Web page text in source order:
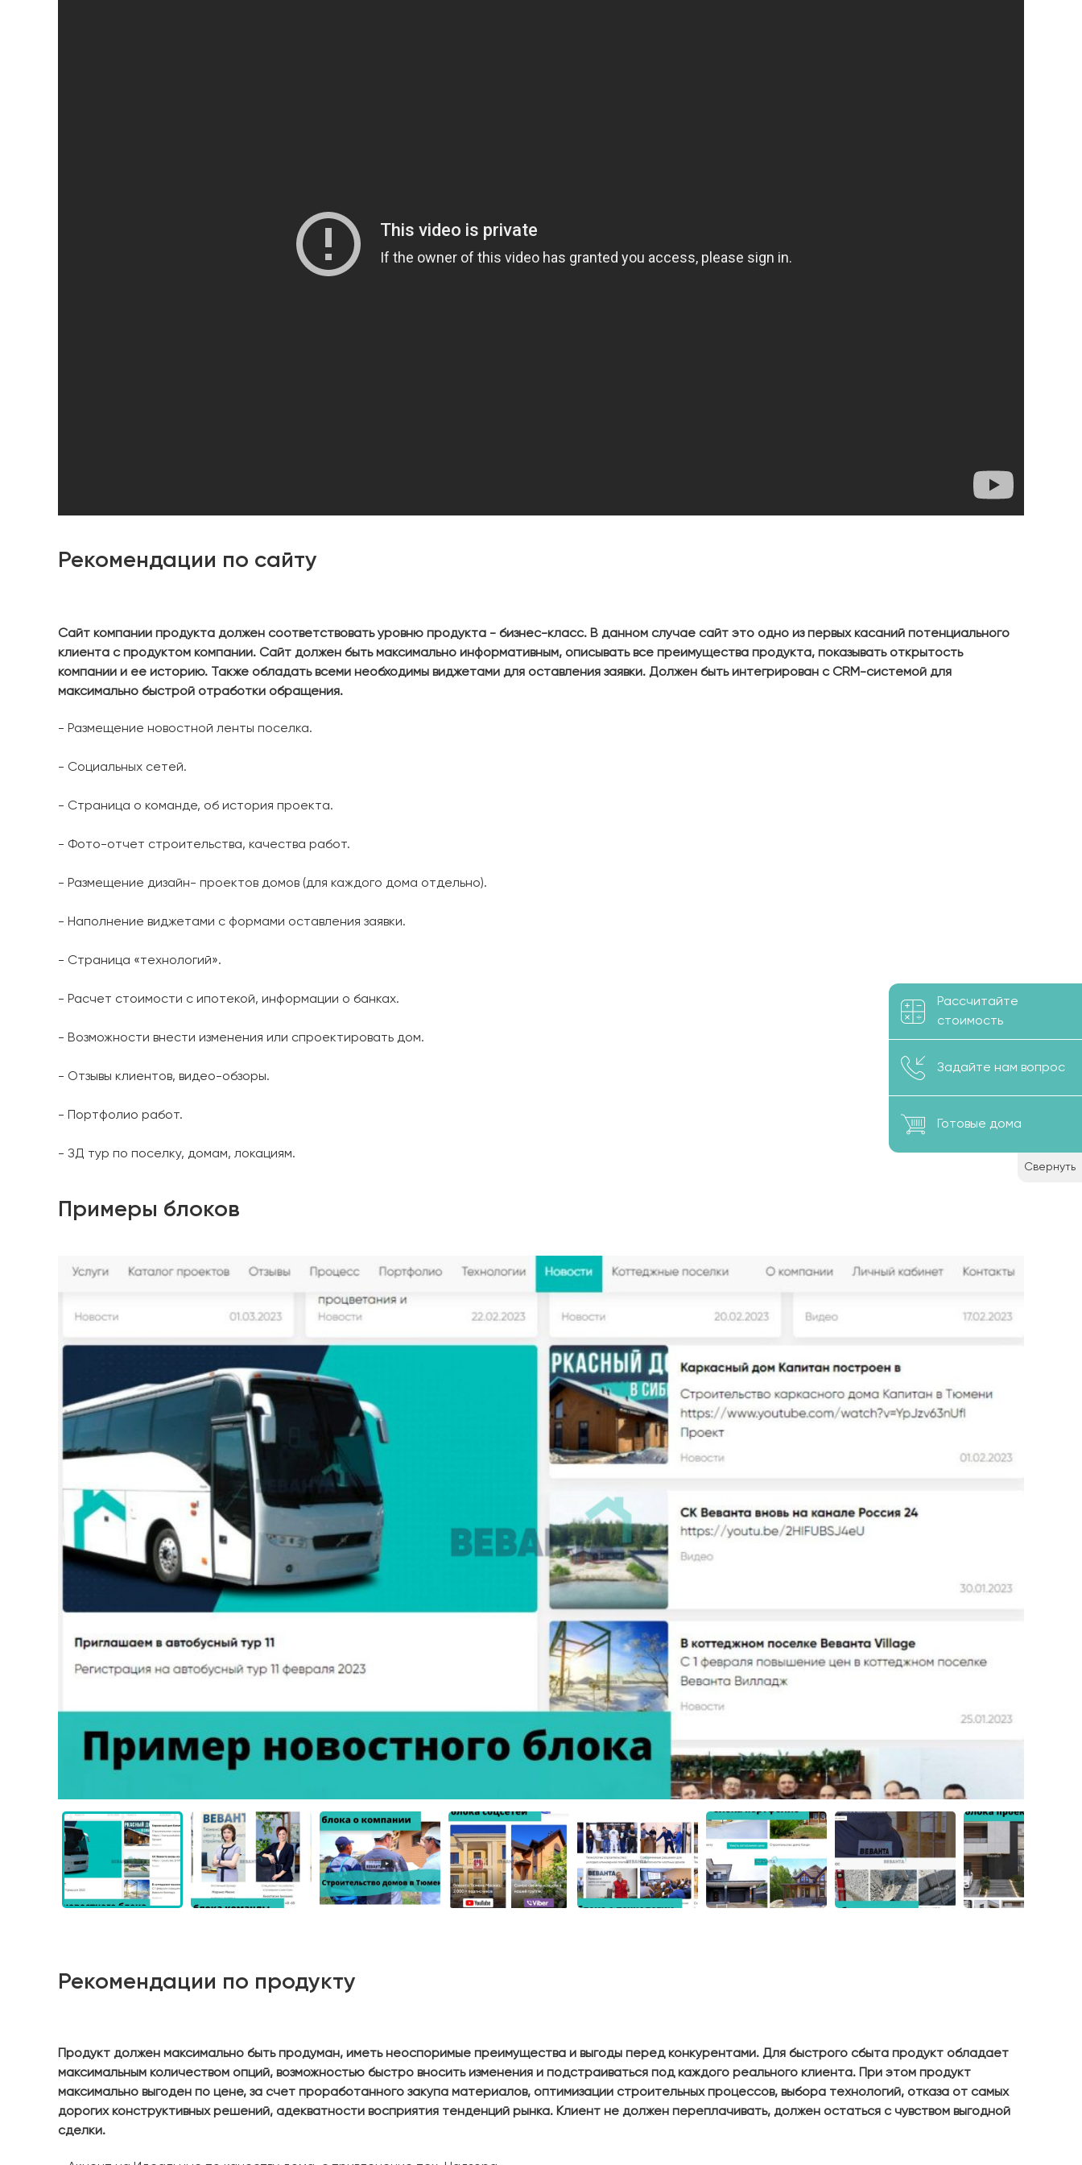
Рекомендации по сайту
Сайт компании продукта должен соответствовать уровню продукта - бизнес-класс. В данном случае сайт это одно из первых касаний потенциального
клиента с продуктом компании. Сайт должен быть максимально информативным, описывать все преимущества продукта, показывать открытость
компании и ее историю. Также обладать всеми необходимы виджетами для оставления заявки. Должен быть интегрирован с CRM-системой для
максимально быстрой отработки обращения.
- Размещение новостной ленты поселка.
- Социальных сетей.
- Страница о команде, об история проекта.
- Фото-отчет строительства, качества работ.
- Размещение дизайн- проектов домов (для каждого дома отдельно).
- Наполнение виджетами с формами оставления заявки.
- Страница «технологий».
- Расчет стоимости с ипотекой, информации о банках.
- Возможности внести изменения или спроектировать дом.
- Отзывы клиентов, видео-обзоры.
- Портфолио работ.
- ЗД тур по поселку, домам, локациям.
Примеры блоков
Рекомендации по продукту
Продукт должен максимально быть продуман, иметь неоспоримые преимущества и выгоды перед конкурентами. Для быстрого сбыта продукт обладает
максимальным количеством опций, возможностью быстро вносить изменения и подстраиваться под каждого реального клиента. При этом продукт
максимально выгоден по цене, за счет проработанного закупа материалов, оптимизации строительных процессов, выбора технологий, отказа от самых
дорогих конструктивных решений, адекватности восприятия тенденций рынка. Клиент не должен переплачивать, должен остаться с чувством выгодной
сделки.
Рассчитайте
стоимость
Задайте нам вопрос
Готовые дома
Свернуть